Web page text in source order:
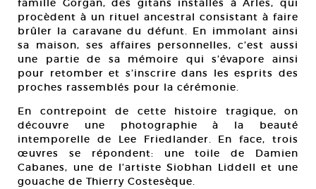
famille Gorgan, des gitans installés à Arles, qui
procèdent à un rituel ancestral consistant à faire
brûler la caravane du défunt. En immolant ainsi
sa maison, ses affaires personnelles, c’est aussi
une partie de sa mémoire qui s’évapore ainsi
pour retomber et s’inscrire dans les esprits des
proches rassemblés pour la cérémonie.
En contrepoint de cette histoire tragique, on
découvre une photographie à la beauté
intemporelle de Lee Friedlander. En face, trois
œuvres se répondent: une toile de Damien
Cabanes, une de l’artiste Siobhan Liddell et une
gouache de Thierry Costesèque.